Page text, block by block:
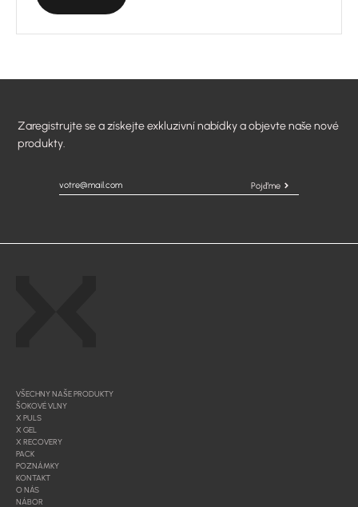
Zaregistrujte se a získejte exkluzivní nabídky a objevte naše nové
produkty.
Pojďme
VŠECHNY NAŠE PRODUKTY
ŠOKOVÉ VLNY
X PULS
X GEL
X RECOVERY
PACK
POZNÁMKY
KONTAKT
O NÁS
NÁBOR